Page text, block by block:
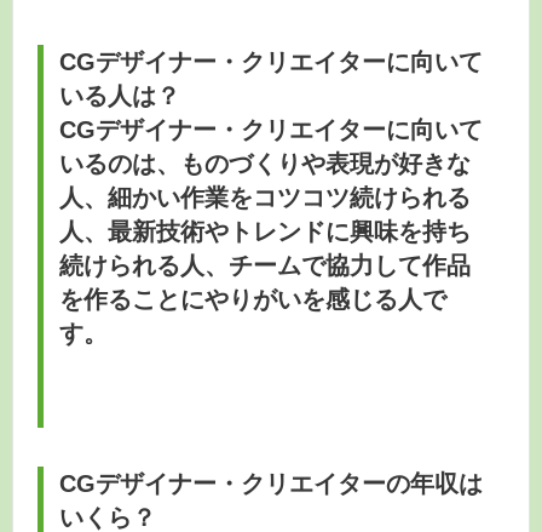
CGデザイナー・クリエイターに向いて
いる人は？
CGデザイナー・クリエイターに向いて
いるのは、ものづくりや表現が好きな
人、細かい作業をコツコツ続けられる
人、最新技術やトレンドに興味を持ち
続けられる人、チームで協力して作品
を作ることにやりがいを感じる人で
す。
CGデザイナー・クリエイターの年収は
いくら？